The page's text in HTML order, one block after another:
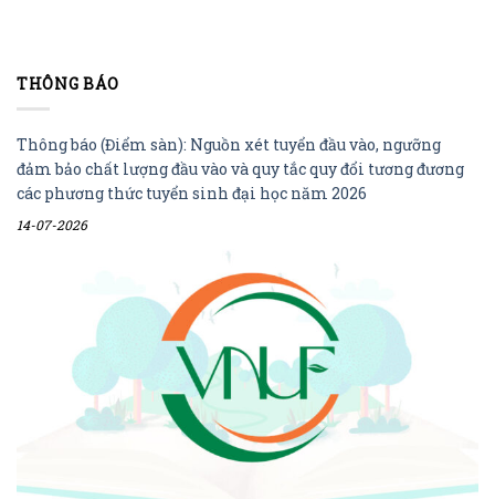
THÔNG BÁO
Thông báo (Điểm sàn): Nguồn xét tuyển đầu vào, ngưỡng
đảm bảo chất lượng đầu vào và quy tắc quy đổi tương đương
các phương thức tuyển sinh đại học năm 2026
14-07-2026